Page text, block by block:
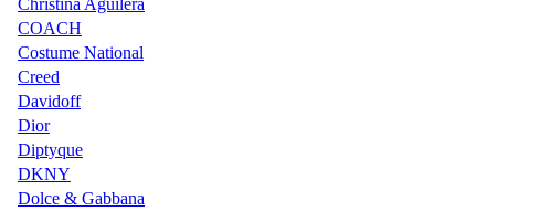
COACH
Costume National
Creed
Davidoff
Dior
Diptyque
DKNY
Dolce & Gabbana